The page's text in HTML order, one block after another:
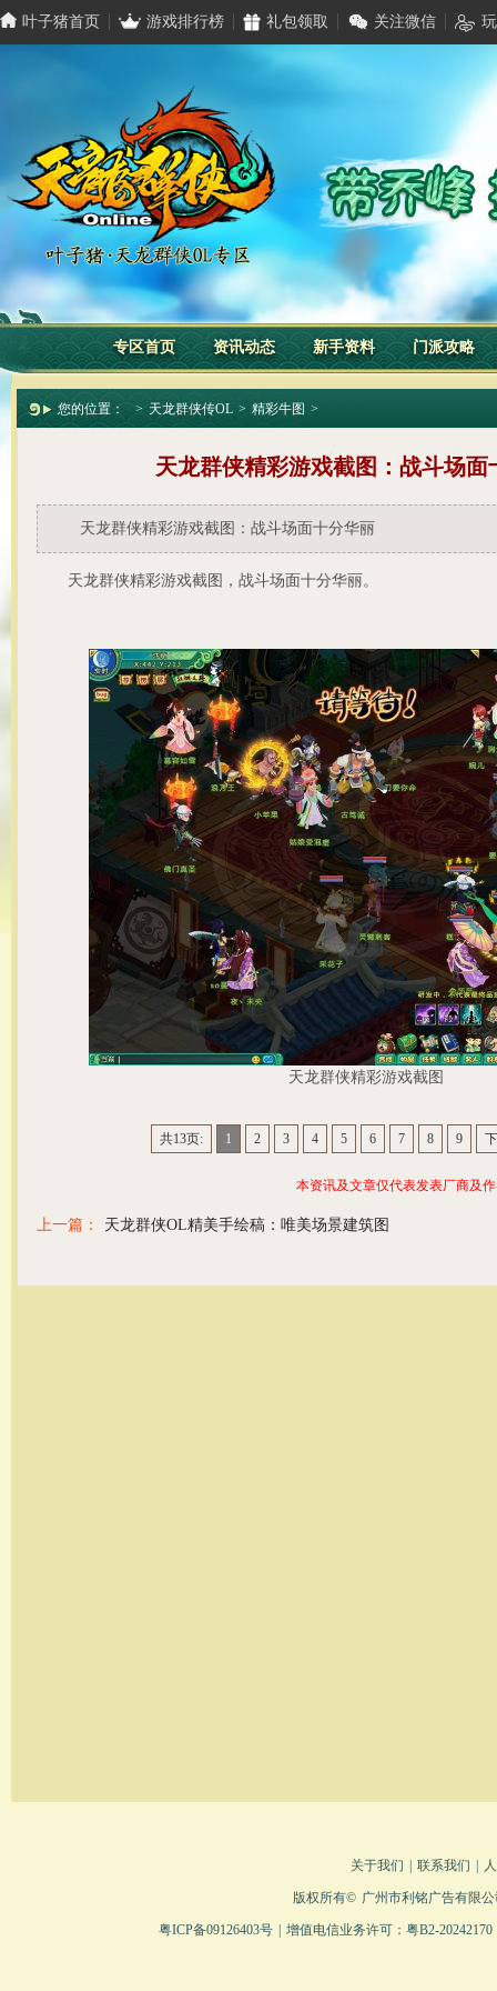
叶子猪首页 游戏排行榜 礼包领取 关注微信
专区首页 资讯动态 新手资料 门派攻略
您的位置： > 天龙群侠传OL > 精彩牛图 >
天龙群侠精彩游戏截图：战斗场面
天龙群侠精彩游戏截图：战斗场面十分华丽
天龙群侠精彩游戏截图，战斗场面十分华丽。
天龙群侠精彩游戏截图
共13页: 1 2 3 4 5 6 7 8 9
本资讯及文章仅代表发表厂商及
上一篇： 天龙群侠OL精美手绘稿：唯美场景建筑图
关于我们 联系我们
版权所有© 广州市利铭广告有限
粤ICP备09126403号 增值电信业务许可：粤B2-20242170